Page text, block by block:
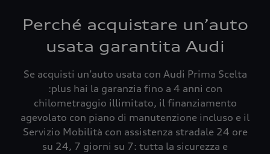
Perché acquistare un’auto
usata garantita Audi
Se acquisti un’auto usata con Audi Prima Scelta
:plus hai la garanzia fino a 4 anni con
chilometraggio illimitato, il finanziamento
agevolato con piano di manutenzione incluso e il
Servizio Mobilità con assistenza stradale 24 ore
su 24, 7 giorni su 7: tutta la sicurezza e